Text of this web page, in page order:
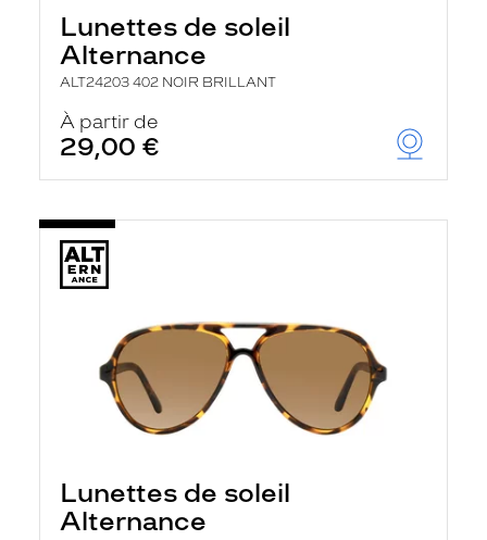
Lunettes de soleil
Alternance
ALT24203 402 NOIR BRILLANT
À partir de
29,00 €
Lunettes de soleil
Alternance